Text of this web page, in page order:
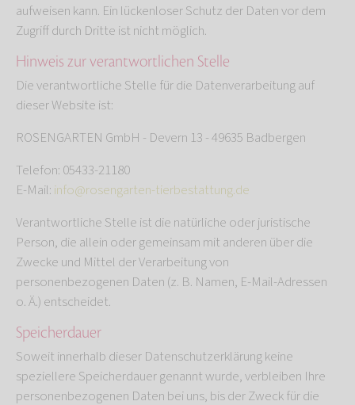
aufweisen kann. Ein lückenloser Schutz der Daten vor dem
Zugriff durch Dritte ist nicht möglich.
Hinweis zur verantwortlichen Stelle
Die verantwortliche Stelle für die Datenverarbeitung auf
dieser Website ist:
ROSENGARTEN GmbH - Devern 13 - 49635 Badbergen
Telefon: 05433-21180
E-Mail: info@rosengarten-tierbestattung.de
Verantwortliche Stelle ist die natürliche oder juristische
Person, die allein oder gemeinsam mit anderen über die
Zwecke und Mittel der Verarbeitung von
personenbezogenen Daten (z. B. Namen, E-Mail-Adressen
o. Ä.) entscheidet.
Speicherdauer
Soweit innerhalb dieser Datenschutzerklärung keine
speziellere Speicherdauer genannt wurde, verbleiben Ihre
personenbezogenen Daten bei uns, bis der Zweck für die